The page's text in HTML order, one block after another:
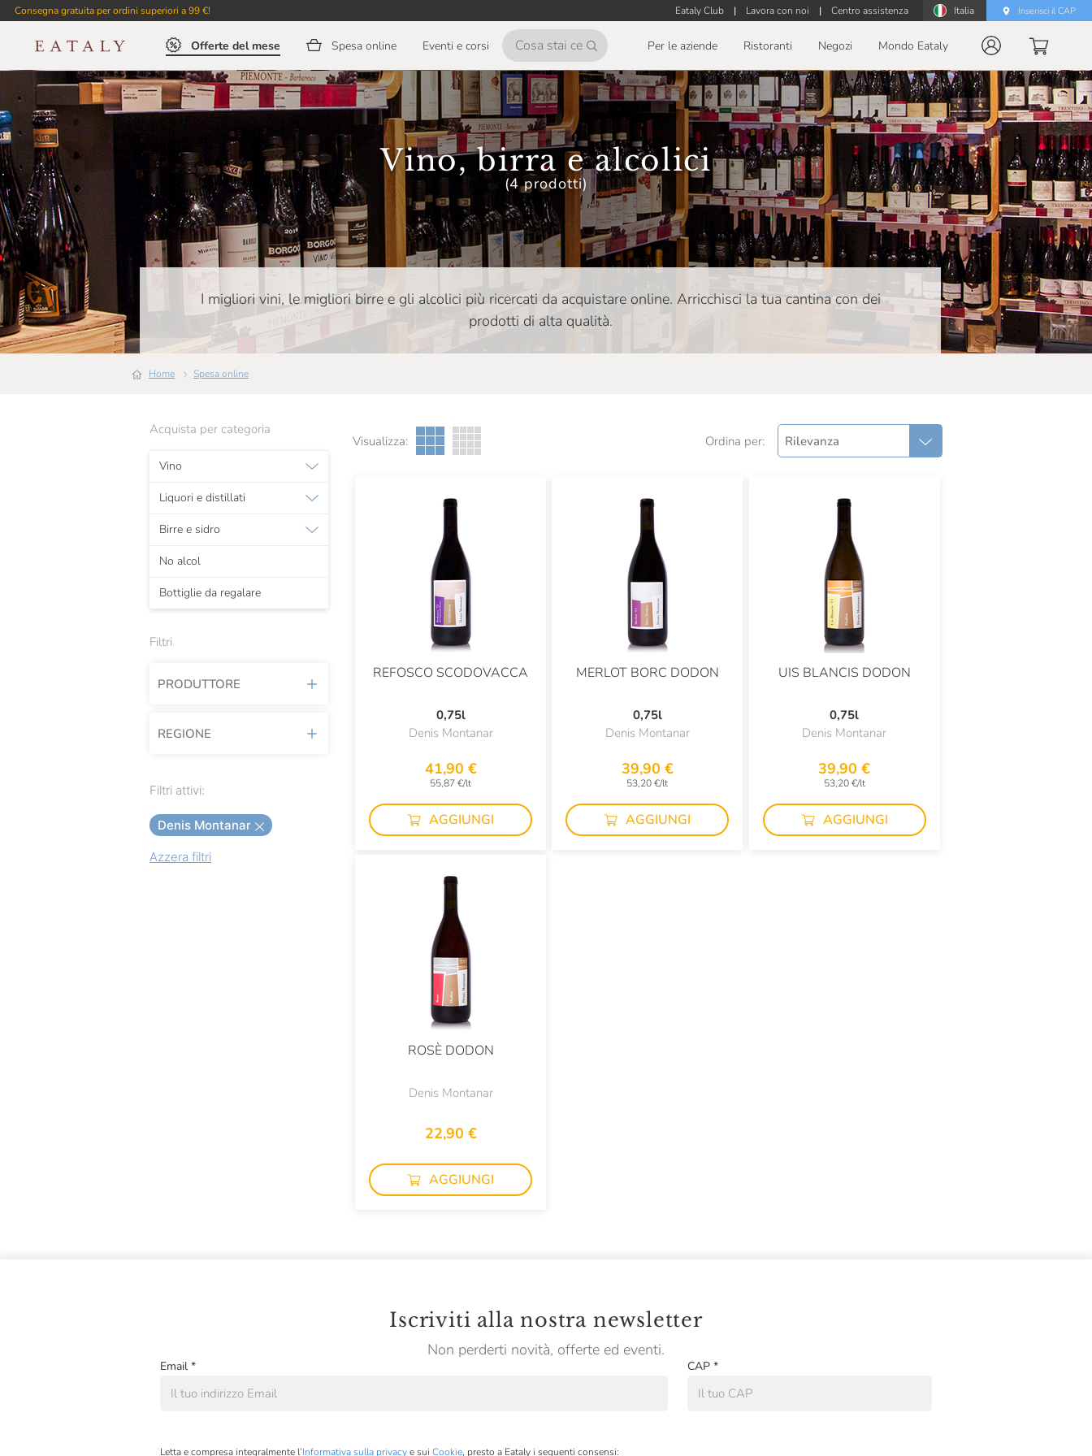
Consegna gratuita per ordini superiori a 99 €! Eataly Club | Lavora con noi | Centro assistenza Italia Inserisci il CAP
Offerte del mese Spesa online Eventi e corsi Per le aziende Ristoranti Negozi Mondo Eataly
Vino, birra e alcolici
(4 prodotti)
I migliori vini, le migliori birre e gli alcolici più ricercati da acquistare online. Arricchisci la tua cantina con dei
prodotti di alta qualità.
Home Spesa online
Acquista per categoria
Vino
Liquori e distillati
Birre e sidro
No alcol
Bottiglie da regalare
Filtri
PRODUTTORE
24 Baroni
Aberlour
Achouffe
Agricola Calafata
REGIONE
Friuli Venezia Giulia
Filtri attivi:
Denis Montanar
Azzera filtri
Visualizza: Ordina per: Rilevanza
REFOSCO SCODOVACCA
0,75l
Denis Montanar
41,90 €
55,87 €/lt
AGGIUNGI
MERLOT BORC DODON
0,75l
Denis Montanar
39,90 €
53,20 €/lt
AGGIUNGI
UIS BLANCIS DODON
0,75l
Denis Montanar
39,90 €
53,20 €/lt
AGGIUNGI
ROSÈ DODON
Denis Montanar
22,90 €
AGGIUNGI
Iscriviti alla nostra newsletter
Non perderti novità, offerte ed eventi.
Email * CAP *
Letta e compresa integralmente l’Informativa sulla privacye sui Cookie, presto a Eataly i seguenti consensi: